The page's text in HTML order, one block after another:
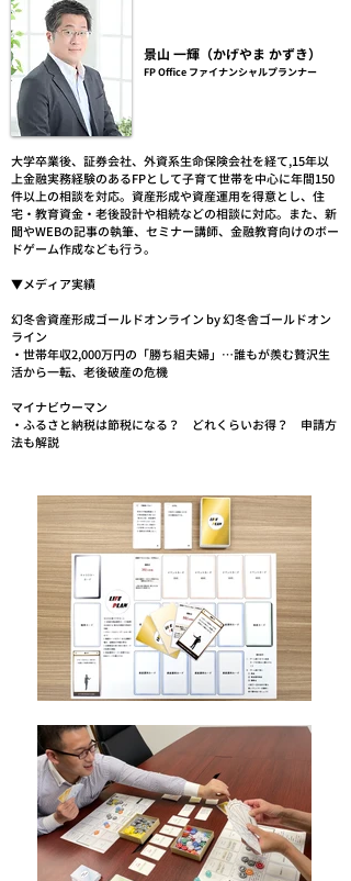
景山 一輝（かげやま かずき）
FP Office ファイナンシャルプランナー
大学卒業後、証券会社、外資系生命保険会社を経て,15年以
上金融実務経験のあるFPとして子育て世帯を中心に年間150
件以上の相談を対応。資産形成や資産運用を得意とし、住
宅・教育資金・老後設計や相続などの相談に対応。また、新
聞やWEBの記事の執筆、セミナー講師、金融教育向けのボー
ドゲーム作成なども行う。
​▼メディア実績
幻冬舎資産形成ゴールドオンライン by 幻冬舎ゴールドオン
ライン
・世帯年収2,000万円の「勝ち組夫婦」…誰もが羨む贅沢生
活から一転、老後破産の危機
マイナビウーマン
・ふるさと納税は節税になる？ どれくらいお得？ 申請方
法も解説